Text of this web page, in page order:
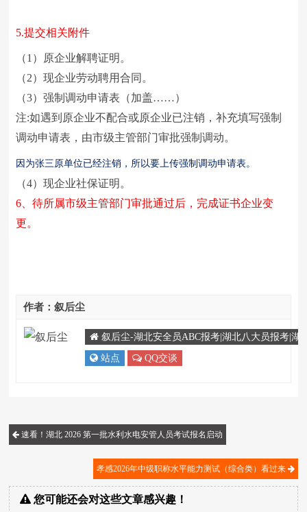
5.提交相关附件
（1）原企业解聘证明。
（2）现企业劳动聘用合同。
（3）强制调动申请表（加盖……）
注:如遇到原企业不配合或原企业已注销，补充填写强制
调动申请表，由市级主管部门审批强制调动。
因为张三原单位已经注销，所以要上传强制调动申请表。
（4）现企业社保证明。
6 、待所属市级主管部门审批通过后，完成证书企业变
更。
作者：叙后尘
叙后尘-湖北安全员ABC报考|湖北八大员报考|湖
站点 QQ交谈
速看！湖北 2026 第一批水利水电安管人员考试报名启动
孝感2026年中级职称水平能力测试（综合类）看过来
您可能还会对这些文章感兴趣！